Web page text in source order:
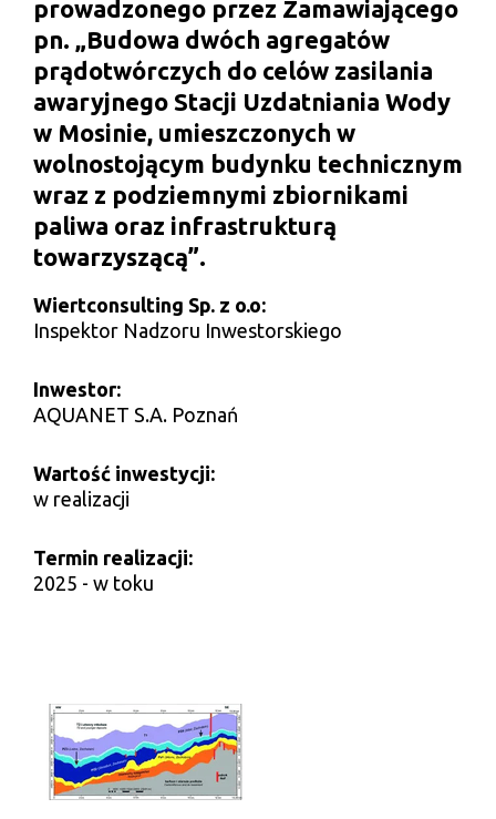
prowadzonego przez Zamawiającego
pn. „Budowa dwóch agregatów
prądotwórczych do celów zasilania
awaryjnego Stacji Uzdatniania Wody
w Mosinie, umieszczonych w
wolnostojącym budynku technicznym
wraz z podziemnymi zbiornikami
paliwa oraz infrastrukturą
towarzyszącą”.
Wiertconsulting Sp. z o.o:
Inspektor Nadzoru Inwestorskiego
Inwestor:
AQUANET S.A. Poznań
Wartość inwestycji:
w realizacji
Termin realizacji:
2025 - w toku